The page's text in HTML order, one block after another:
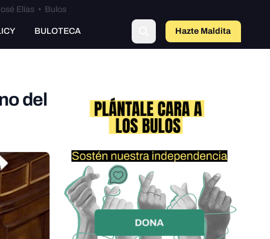
Elías• Bulos
BULOTECA Hazte Maldita
del